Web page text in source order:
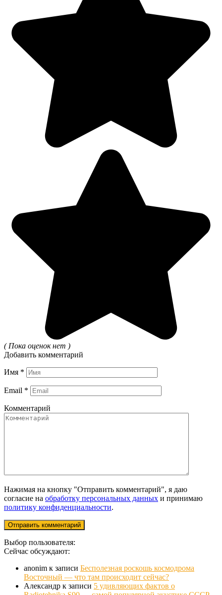
( Пока оценок нет )
Добавить комментарий
Имя *
Email *
Комментарий
Нажимая на кнопку "Отправить комментарий", я даю
согласие на обработку персональных данных и принимаю
политику конфиденциальности.
Выбор пользователя:
Сейчас обсуждают:
anonim к записи Бесполезная роскошь космодрома
Восточный — что там происходит сейчас?
Александр к записи 5 удивляющих фактов о